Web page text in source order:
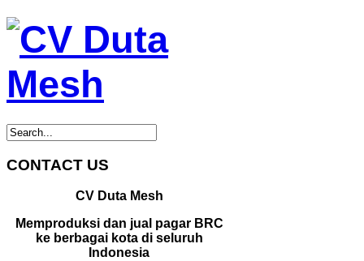
CONTACT US
CV Duta Mesh
Memproduksi dan jual pagar BRC
ke berbagai kota di seluruh
Indonesia